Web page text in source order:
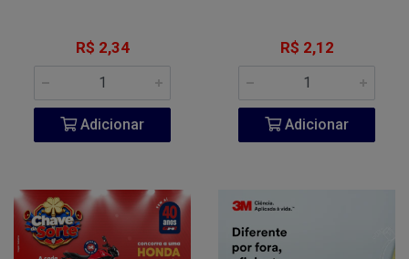
R$ 2,34
Adicionar
R$ 2,12
Adicionar